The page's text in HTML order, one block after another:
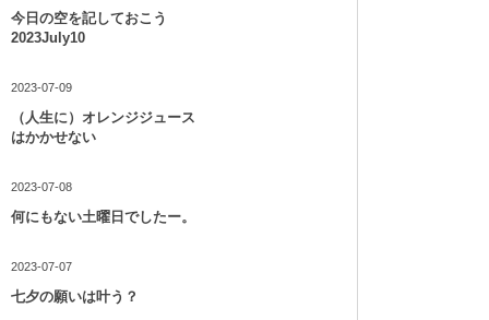
今日の空を記しておこう
2023July10
2023-07-09
（人生に）オレンジジュース
はかかせない
2023-07-08
何にもない土曜日でしたー。
2023-07-07
七夕の願いは叶う？